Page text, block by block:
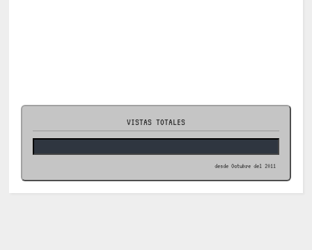
VISTAS TOTALES
desde Octubre del 2011